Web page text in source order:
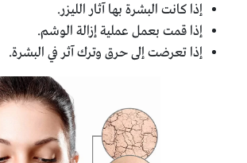
إذا كانت البشرة بها آثار الليزر.
إذا قمت بعمل عملية إزالة الوشم.
إذا تعرضت إلى حرق وترك آثر في البشرة.